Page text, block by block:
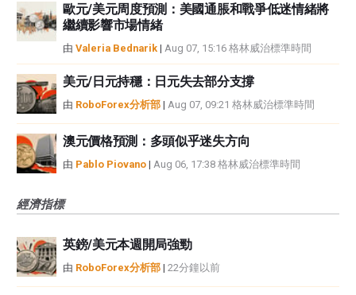
歐元/美元周度預測：美國通脹和戰爭低迷情緒將
繼續影響市場情緒
由 Valeria Bednarik | Aug 07, 15:16 格林威治標準時間
美元/日元持穩：日元失去部分支撐
由 RoboForex分析部 | Aug 07, 09:21 格林威治標準時間
澳元價格預測：多頭似乎迷失方向
由 Pablo Piovano | Aug 06, 17:38 格林威治標準時間
經濟指標
英鎊/美元本週開局強勁
由 RoboForex分析部 | 22分鐘以前